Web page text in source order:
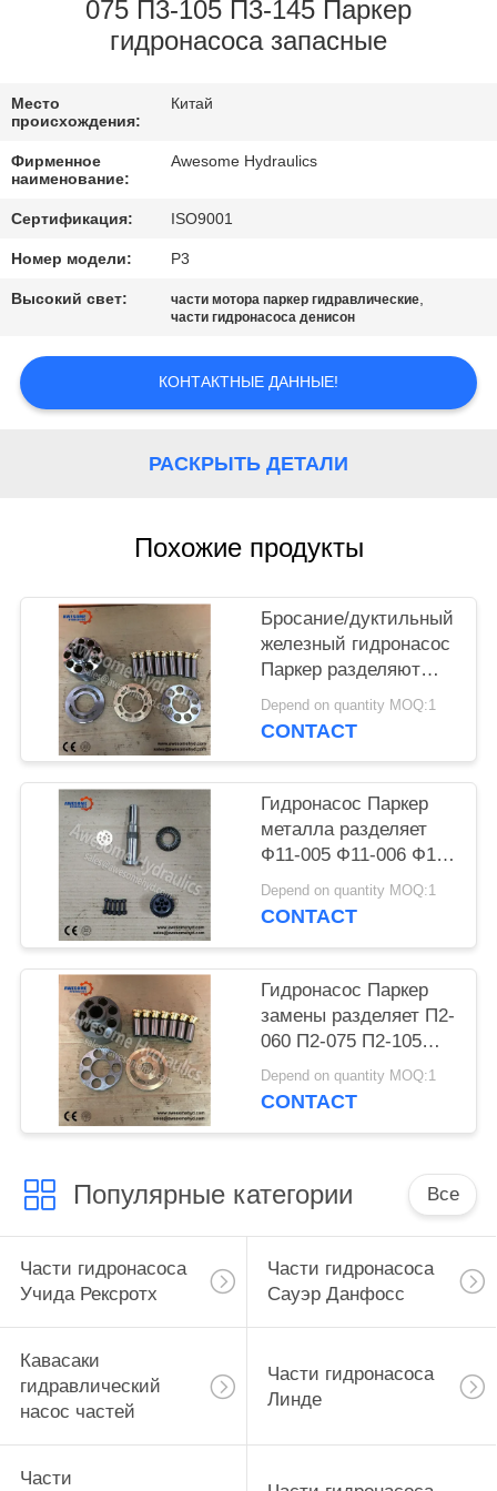
КАЧЕСТВА
МЫ
НОВОСТИ
СПРОСИТЕ
ЦИТАТУ
КАРТА
САЙТА
075 П3-105 П3-145 Паркер
гидронасоса запасные
Место
происхождения:
Китай
Фирменное
наименование:
Awesome Hydraulics
Сертификация: ISO9001
Номер модели: P3
Высокий свет: части мотора паркер гидравлические,
части гидронасоса денисон
КОНТАКТНЫЕ ДАННЫЕ!
РАСКРЫТЬ ДЕТАЛИ
Похожие продукты
Бросание/дуктильный
железный гидронасос
Паркер разделяют
комплект для ремонта
ПМП12 ПМП110
Depend on quantity MOQ:1
CONTACT
Гидронасос Паркер
металла разделяет
Ф11-005 Ф11-006 Ф11-
012 Ф11-014 Ф11-019
Ф11-10 Ф11-28 Ф11-39
Depend on quantity MOQ:1
CONTACT
Гидронасос Паркер
замены разделяет П2-
060 П2-075 П2-105
П2-145
Depend on quantity MOQ:1
CONTACT
Популярные категории Все
Части гидронасоса
Учида Рексротх
Части гидронасоса
Сауэр Данфосс
Кавасаки
гидравлический
насос частей
Части гидронасоса
Линде
Части